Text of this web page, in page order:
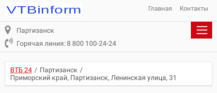
Главная Контакты
Партизанск
Горячая линия: 8 800 100-24-24
ВТБ 24 / Партизанск /
Приморский край, Партизанск, Ленинская улица, 31